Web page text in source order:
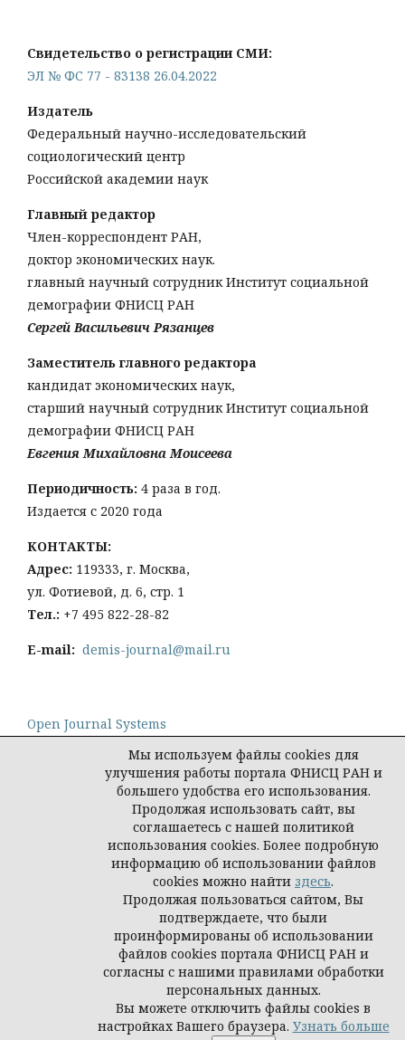
Свидетельство о регистрации СМИ:
ЭЛ № ФС 77 - 83138 26.04.2022
Издатель
Федеральный научно-исследовательский
социологический центр
Российской академии наук
Главный редактор
Член-корреспондент РАН,
доктор экономических наук.
главный научный сотрудник Институт социальной
демографии ФНИСЦ РАН
Сергей Васильевич Рязанцев
Заместитель главного редактора
кандидат экономических наук,
старший научный сотрудник Институт социальной
демографии ФНИСЦ РАН
Евгения Михайловна Моисеева
Периодичность: 4 раза в год.
Издается с 2020 года
КОНТАКТЫ:
Адрес: 119333, г. Москва,
ул. Фотиевой, д. 6, стр. 1
Тел.: +7 495 822-28-82
E-mail: demis-journal@mail.ru
Open Journal Systems
Политика конфиденциальности персональных
© Демис. Демографические исследования, 2026
Мы используем файлы cookies для
улучшения работы портала ФНИСЦ РАН и
большего удобства его использования.
Продолжая использовать сайт, вы
соглашаетесь с нашей политикой
использования cookies. Более подробную
информацию об использовании файлов
cookies можно найти здесь.
Продолжая пользоваться сайтом, Вы
подтверждаете, что были
проинформированы об использовании
файлов cookies портала ФНИСЦ РАН и
согласны с нашими правилами обработки
персональных данных.
Вы можете отключить файлы cookies в
настройках Вашего браузера. Узнать больше